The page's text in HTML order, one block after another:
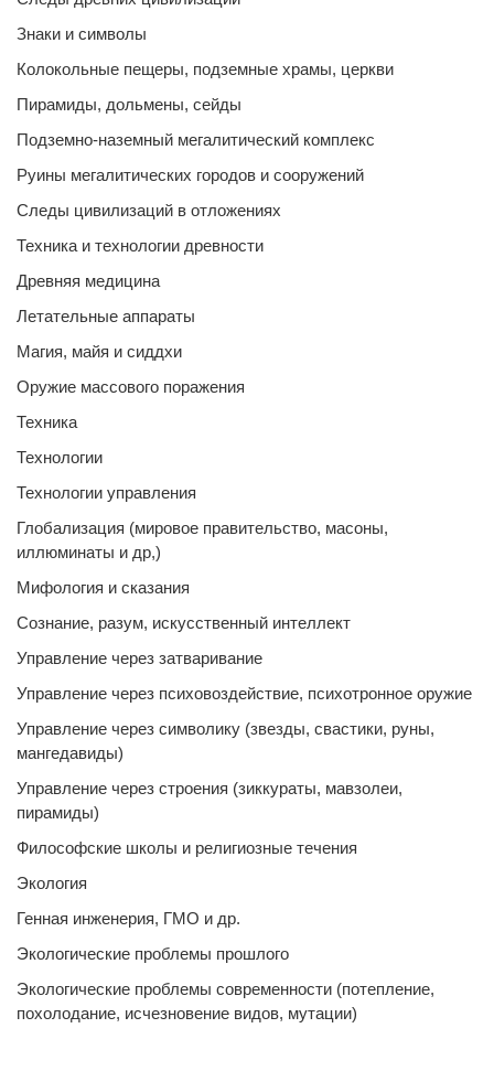
Знаки и символы
Колокольные пещеры, подземные храмы, церкви
Пирамиды, дольмены, сейды
Подземно-наземный мегалитический комплекс
Руины мегалитических городов и сооружений
Следы цивилизаций в отложениях
Техника и технологии древности
Древняя медицина
Летательные аппараты
Магия, майя и сиддхи
Оружие массового поражения
Техника
Технологии
Технологии управления
Глобализация (мировое правительство, масоны,
иллюминаты и др,)
Мифология и сказания
Сознание, разум, искусственный интеллект
Управление через затваривание
Управление через психовоздействие, психотронное оружие
Управление через символику (звезды, свастики, руны,
мангедавиды)
Управление через строения (зиккураты, мавзолеи,
пирамиды)
Философские школы и религиозные течения
Экология
Генная инженерия, ГМО и др.
Экологические проблемы прошлого
Экологические проблемы современности (потепление,
похолодание, исчезновение видов, мутации)